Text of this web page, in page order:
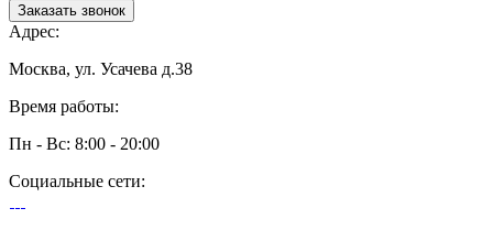
Заказать звонок
Адрес:
Москва, ул. Усачева д.38
Время работы:
Пн - Вс: 8:00 - 20:00
Социальные сети: